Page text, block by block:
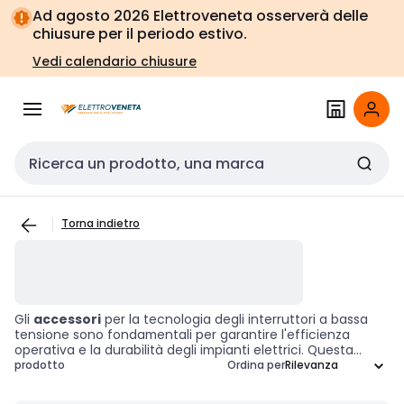
Vai alla
navigazione
Vai
alla
pagina
Ad agosto 2026 Elettroveneta osserverà delle
chiusure per il periodo estivo.
Vedi calendario chiusure
Cerca input
Torna indietro
Gli accessori per la tecnologia degli interruttori a bassa
tensione sono fondamentali per garantire l'efficienza
operativa e la durabilità degli impianti elettrici. Questa
selezione di componenti è progettata per supportare,
prodotto Ordina per